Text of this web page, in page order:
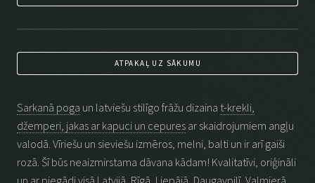
ATPAKAĻ UZ SĀKUMU
Sarkanā poga un latviešu stilīgo frāžu dizaina t-krekli,
džemperi, jakas ar kapuci un cepures ar skaidrojumiem angļu
valodā. Vīriešu un sieviešu izmēros, melni, balti un ir arī gaiši
rozā. Šī būs neaizmirstama dāvana kādam! Kvalitatīvi, oriģināli
un ar piegādi visā Latvijā, Rīgā, Liepājā, Daugavpilī, Valmierā,